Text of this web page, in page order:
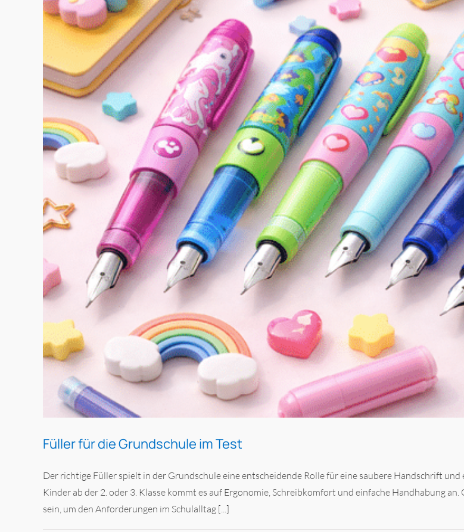
Füller für die Grundschule im Test
Der richtige Füller spielt in der Grundschule eine entscheidende Rolle für eine saubere Handschrift
Kinder ab der 2. oder 3. Klasse kommt es auf Ergonomie, Schreibkomfort und einfache Handhabung
sein, um den Anforderungen im Schulalltag [...]